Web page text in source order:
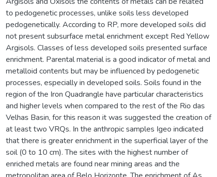
to pedogenetic processes, unlike soils less developed
pedogenetically. According to RP, more developed soils did
not present subsurface metal enrichment except Red Yellow
Argisols. Classes of less developed soils presented surface
enrichment. Parental material is a good indicator of metal and
metalloid contents but may be influenced by pedogenetic
processes, especially in developed soils. Soils found in the
region of the Iron Quadrangle have particular characteristics
and higher levels when compared to the rest of the Rio das
Velhas Basin, for this reason it was suggested the creation of
at least two VRQs. In the anthropic samples Igeo indicated
that there is greater enrichment in the superficial layer of the
soil (0 to 10 cm). The sites with the highest number of
enriched metals are found near mining areas and the